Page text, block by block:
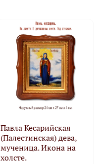
Павла Кесарийская
(Палестинская) дева,
мученица. Икона на
холсте.